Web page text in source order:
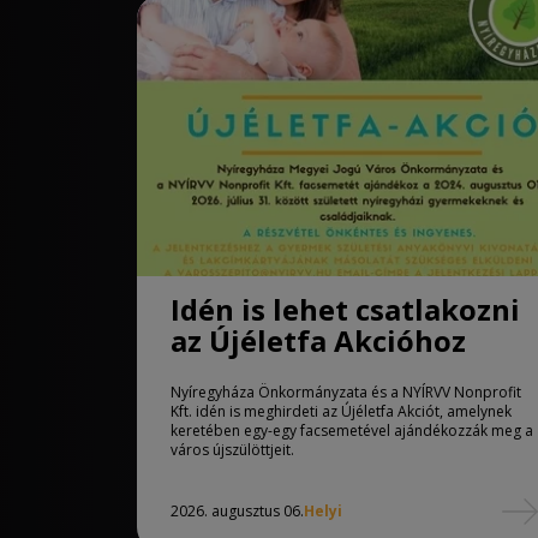
Idén is lehet csatlakozni
az Újéletfa Akcióhoz
Nyíregyháza Önkormányzata és a NYÍRVV Nonprofit
Kft. idén is meghirdeti az Újéletfa Akciót, amelynek
keretében egy-egy facsemetével ajándékozzák meg a
város újszülöttjeit.
2026. augusztus 06.Helyi